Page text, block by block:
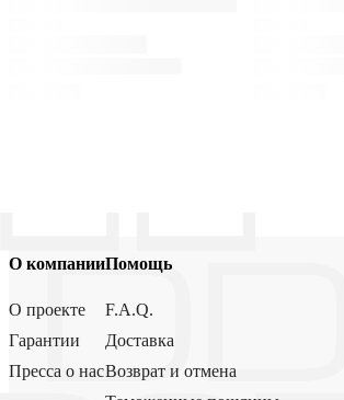
О компании
О проекте
Гарантии
Пресса о нас
Помощь
F.A.Q.
Доставка
Возврат и отмена